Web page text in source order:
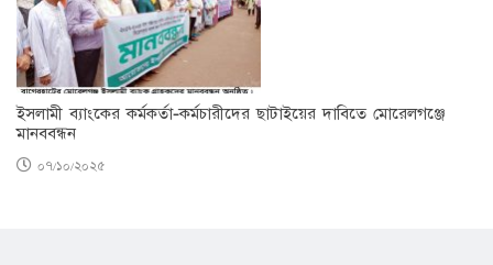
ইসলামী ব্যাংকের কর্মকর্তা-কর্মচারীদের ছাটাইয়ের দাবিতে মোরেলগঞ্জে
মানববন্ধন
০৭/১০/২০২৫